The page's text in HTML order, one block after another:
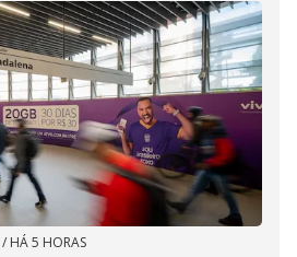
/ HÁ 5 HORAS